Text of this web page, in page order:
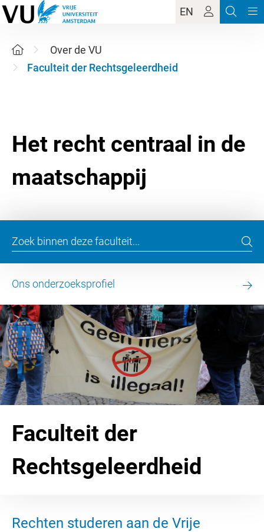
EN
Over de VU
Faculteit der Rechtsgeleerdheid
Het recht centraal in de
Ons onderzoeksprofiel
Faculteit der
Rechtsgeleerdheid
Rechten studeren aan de Vrije